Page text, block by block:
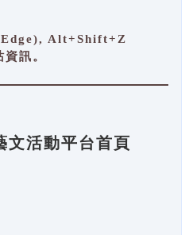
Alt+Shift+Z
訊。
文活動平台首頁